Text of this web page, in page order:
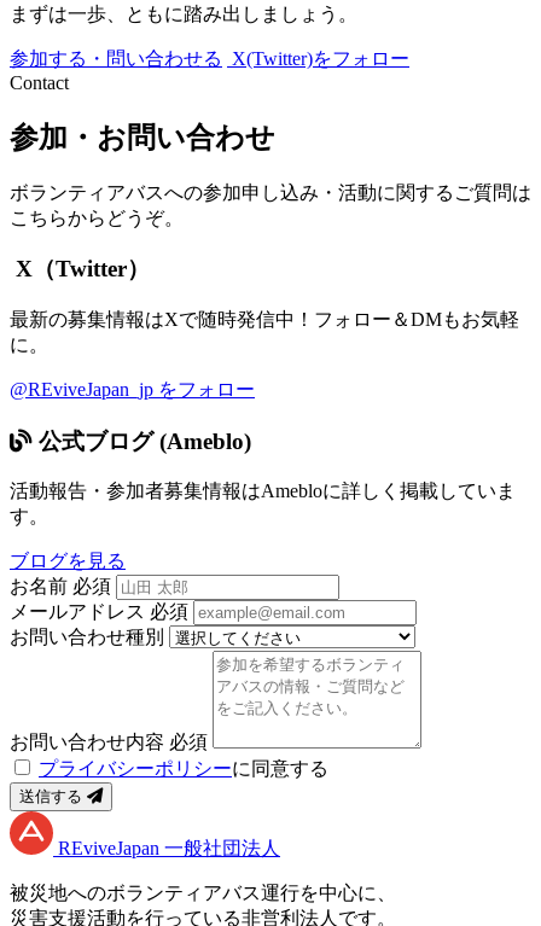
まずは一歩、ともに踏み出しましょう。
参加する・問い合わせる
X(Twitter)をフォロー
Contact
参加・お問い合わせ
ボランティアバスへの参加申し込み・活動に関するご質問は
こちらからどうぞ。
X（Twitter）
最新の募集情報はXで随時発信中！フォロー＆DMもお気軽
に。
@REviveJapan_jp をフォロー
公式ブログ (Ameblo)
活動報告・参加者募集情報はAmebloに詳しく掲載していま
す。
ブログを見る
お名前 必須
メールアドレス 必須
お問い合わせ種別
お問い合わせ内容 必須
プライバシーポリシーに同意する
送信する
REviveJapan 一般社団法人
被災地へのボランティアバス運行を中心に、
災害支援活動を行っている非営利法人です。